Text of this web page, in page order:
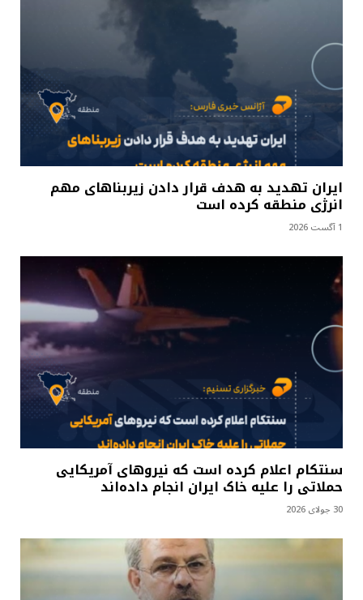
ایران تهدید به هدف قرار دادن زیربناهای مهم
انرژی منطقه کرده است
1 آگست 2026
سنتکام اعلام کرده است که نیروهای آمریکایی
حملاتی را علیه خاک ایران انجام داده‌اند
30 جولای 2026